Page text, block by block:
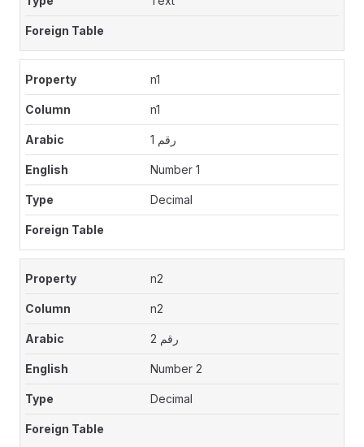
n1
n1
رقم 1
Number 1
Decimal
n2
n2
رقم 2
Number 2
Decimal